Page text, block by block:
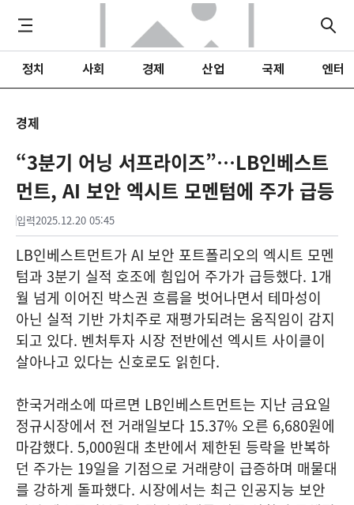
정치 사회 경제 산업 국제 엔터
경제
“3분기 어닝 서프라이즈”…LB인베스트
먼트, AI 보안 엑시트 모멘텀에 주가 급등
입력2025.12.20 05:45
LB인베스트먼트가 AI 보안 포트폴리오의 엑시트 모멘
텀과 3분기 실적 호조에 힘입어 주가가 급등했다. 1개
월 넘게 이어진 박스권 흐름을 벗어나면서 테마성이
아닌 실적 기반 가치주로 재평가되려는 움직임이 감지
되고 있다. 벤처투자 시장 전반에선 엑시트 사이클이
살아나고 있다는 신호로도 읽힌다.
한국거래소에 따르면 LB인베스트먼트는 지난 금요일
정규시장에서 전 거래일보다 15.37% 오른 6,680원에
마감했다. 5,000원대 초반에서 제한된 등락을 반복하
던 주가는 19일을 기점으로 거래량이 급증하며 매물대
를 강하게 돌파했다. 시장에서는 최근 인공지능 보안